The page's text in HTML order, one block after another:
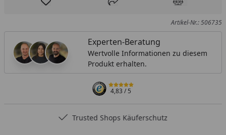
Produkt zur Wunschliste hinzufügen
Teilen Produkt
Artikel-Nr.: 506735
Experten-Beratung
Wertvolle Informationen zu diesem
Produkt erhalten.
4,83/ 5
Trusted Shops Käuferschutz